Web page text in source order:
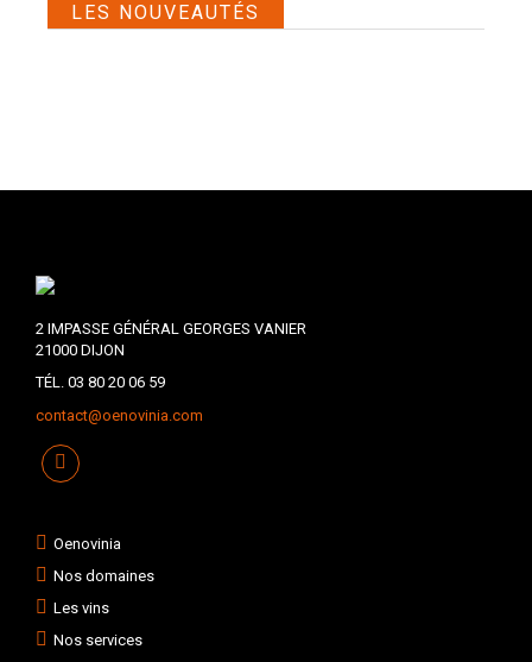
LES NOUVEAUTÉS
2 IMPASSE GÉNÉRAL GEORGES VANIER
21000 DIJON
TÉL. 03 80 20 06 59
contact@oenovinia.com
Oenovinia
Nos domaines
Les vins
Nos services